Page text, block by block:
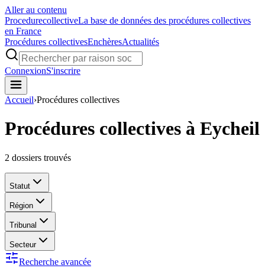
Aller au contenu
ProcedurecollectiveLa base de données des procédures collectives
en France
Procédures collectivesEnchèresActualités
ConnexionS'inscrire
Accueil›Procédures collectives
Procédures collectives à Eycheil
2 dossiers trouvés
Statut
Région
Tribunal
Secteur
Recherche avancée